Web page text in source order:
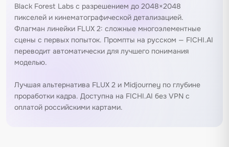
Black Forest Labs с разрешением до 2048×2048
пикселей и кинематографической детализацией.
Флагман линейки FLUX 2: сложные многоэлементные
сцены с первых попыток. Промпты на русском — FICHI.AI
переводит автоматически для лучшего понимания
моделью.
Лучшая альтернатива FLUX 2 и Midjourney по глубине
проработки кадра. Доступна на FICHI.AI без VPN с
оплатой российскими картами.